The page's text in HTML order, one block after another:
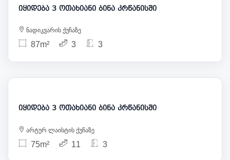
იყიდება 3 ოთახიანი ბინა კრწანისში
ნადიკვარის ქუჩაზე
87m² 3 3
135 000
იყიდება 3 ოთახიანი ბინა კრწანისში
არტურ ლაისტის ქუჩაზე
75m² 11 3